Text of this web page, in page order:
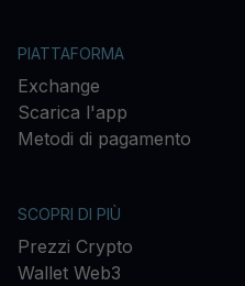
PIATTAFORMA
Exchange
Scarica l'app
Metodi di pagamento
SCOPRI DI PIÙ
Prezzi Crypto
Wallet Web3